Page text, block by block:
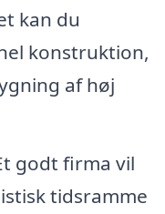
kan du
konstruktion,
af høj
godt firma vil
tidsramme